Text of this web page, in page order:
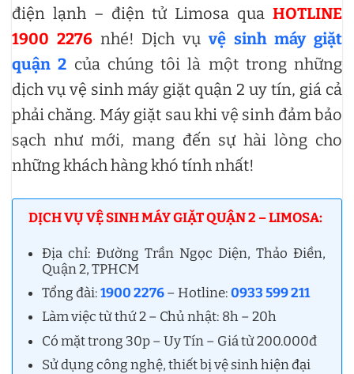
điện lạnh – điện tử Limosa qua HOTLINE
1900 2276nhé! Dịch vụ vệ sinh máy giặt
quận 2 của chúng tôi là một trong những
dịch vụ vệ sinh máy giặt quận 2 uy tín, giá cả
phải chăng. Máy giặt sau khi vệ sinh đảm bảo
sạch như mới, mang đến sự hài lòng cho
những khách hàng khó tính nhất!
DỊCH VỤ VỆ SINH MÁY GIẶT QUẬN 2 – LIMOSA:
Địa chỉ: Đường Trần Ngọc Diện, Thảo Điền,
Quận 2, TPHCM
Tổng đài:1900 2276– Hotline:0933 599 211
Làm việc từ thứ 2 – Chủ nhật: 8h – 20h
Có mặt trong 30p – Uy Tín – Giá từ 200.000đ
Sử dụng công nghệ, thiết bị vệ sinh hiện đại